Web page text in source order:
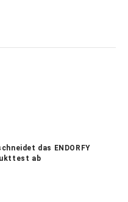
das ENDORFY
ab